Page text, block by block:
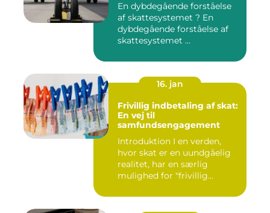
En dybdegående forståelse
af skattesystemet ? En
dybdegående forståelse af
skattesystemet ...
16. jan
Frivillig indbetaling af skat:
En vej til
samfundsengagement
Introduktion I en verden,
hvor skat er en uundgåelig
realitet, har en særlig
mulighed for "frivillig...